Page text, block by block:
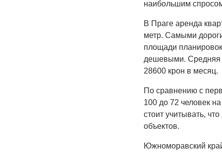
наибольшим
В Праге аренда
метр. Самыми
площади
дешевыми. Средняя
28600 крон в месяц.
По сравнению с
100 до 72 человек
стоит учитывать,
объектов.
Южноморавский